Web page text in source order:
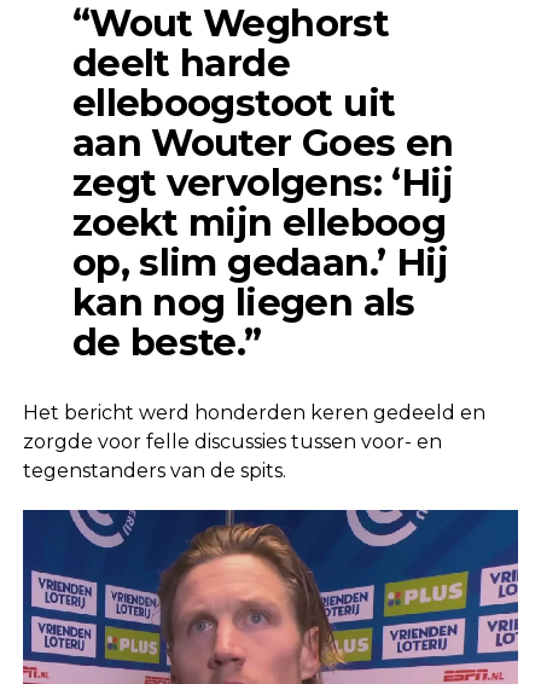
“Wout Weghorst
deelt harde
elleboogstoot uit
aan Wouter Goes en
zegt vervolgens: ‘Hij
zoekt mijn elleboog
op, slim gedaan.’ Hij
kan nog liegen als
de beste.”
Het bericht werd honderden keren gedeeld en
zorgde voor felle discussies tussen voor- en
tegenstanders van de spits.